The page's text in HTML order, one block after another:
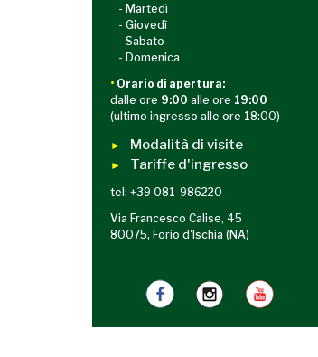
- Martedì
- Giovedì
- Sabato
- Domenica
• Orario di apertura:
dalle ore 9:00 alle ore 19:00
(ultimo ingresso alle ore 18:00)
► Modalità di visite
► Tariffe d'ingresso
tel: +39 081-986220
Via Francesco Calise, 45
80075, Forio d'Ischia (NA)